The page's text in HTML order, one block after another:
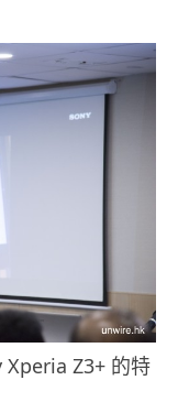
Z3+ 的特